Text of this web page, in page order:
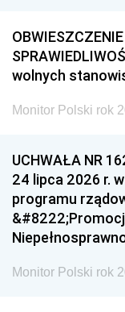
wolnych
Monitor Polski rok
UCHWAŁA NR
24 lipca 2026 r.
programu
Monitor Polski rok